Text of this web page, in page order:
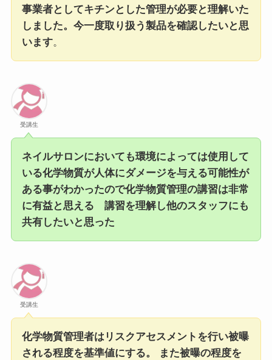
事業者としてキチンとした管理が必要と理解いた
しました。今一度取り扱う製品を確認したいと思
います。
受講生
ネイルサロンにおいても環境によっては使用して
いる化学物質が人体にダメージを与える可能性が
ある事がわかったので化学物質管理の講習は非常
に有益と思える 講習を理解し他のスタッフにも
共有したいと思った
受講生
化学物質管理者はリスクアセスメントを行い被曝
される程度を基準値にする。 また被曝の程度を